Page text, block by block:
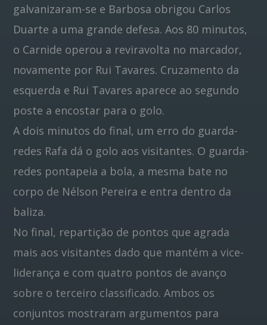
galvanizaram-se e Barbosa obrigou Carlos
Duarte a uma grande defesa. Aos 80 minutos,
o Carnide operou a reviravolta no marcador,
novamente por Rui Tavares. Cruzamento da
esquerda e Rui Tavares aparece ao segundo
poste a encostar para o golo.
A dois minutos do final, um erro do guarda-
redes Rafa dá o golo aos visitantes. O guarda-
redes pontapeia a bola, a mesma bate no
corpo de Nélson Pereira e entra dentro da
baliza.
No final, repartição de pontos que agrada
mais aos visitantes dado que mantém a vice-
liderança e com quatro pontos de avanço
sobre o terceiro classificado. Ambos os
conjuntos mostraram argumentos para